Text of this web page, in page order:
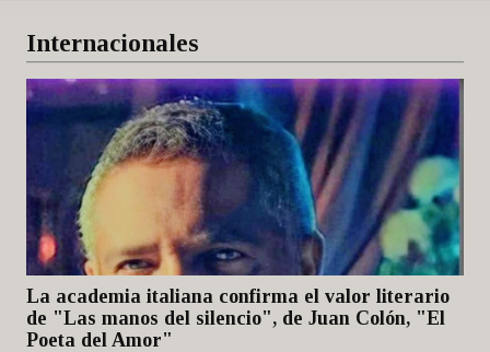
Internacionales
La academia italiana confirma el valor literario
de "Las manos del silencio", de Juan Colón, "El
Poeta del Amor"